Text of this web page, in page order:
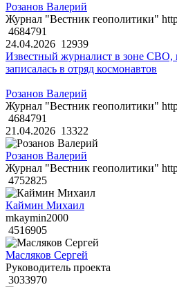
Розанов Валерий
Журнал "Вестник геополитики"
4684791
24.04.2026 12939
Известный журналист в зоне СВО,
записалась в отряд космонавтов
Розанов Валерий
Журнал "Вестник геополитики"
4684791
21.04.2026 13322
Розанов Валерий
Журнал "Вестник геополитики"
4752825
Каймин Михаил
mkaymin2000
4516905
Масляков Сергей
Руководитель проекта
3033970